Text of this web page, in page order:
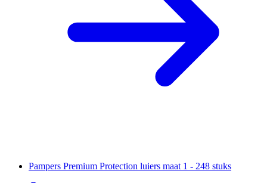
Pampers Premium Protection luiers maat 1 - 248 stuks